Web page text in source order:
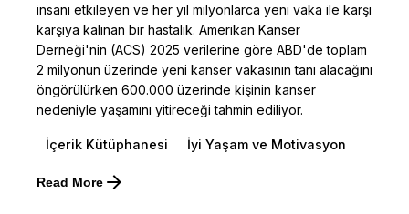
insanı etkileyen ve her yıl milyonlarca yeni vaka ile karşı
karşıya kalınan bir hastalık. Amerikan Kanser
Derneği'nin (ACS) 2025 verilerine göre ABD'de toplam
2 milyonun üzerinde yeni kanser vakasının tanı alacağını
öngörülürken 600.000 üzerinde kişinin kanser
nedeniyle yaşamını yitireceği tahmin ediliyor.
İçerik Kütüphanesi İyi Yaşam ve Motivasyon
Read MorePosted by
Dilara Koçak